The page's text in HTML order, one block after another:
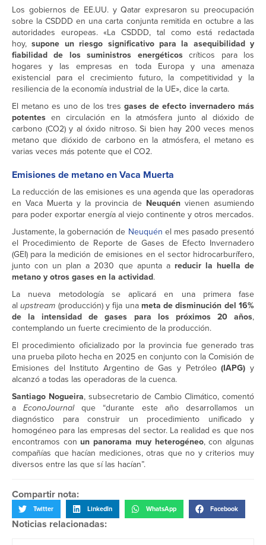
Los gobiernos de EE.UU. y Qatar expresaron su preocupación
sobre la CSDDD en una carta conjunta remitida en octubre a las
autoridades europeas. «La CSDDD, tal como está redactada
hoy,supone un riesgo significativo para la asequibilidad y
fiabilidad de los suministros energéticoscríticos para los
hogares y las empresas en toda Europa y una amenaza
existencial para el crecimiento futuro, la competitividad y la
resiliencia de la economía industrial de la UE», dice la carta.
El metano es uno de los tres gases de efecto invernadero más
potentes en circulación en la atmósfera junto al dióxido de
carbono (CO2) y al óxido nitroso. Si bien hay 200 veces menos
metano que dióxido de carbono en la atmósfera, el metano es
varias veces más potente que el CO2.
Emisiones de metano en Vaca Muerta
La reducción de las emisiones es una agenda que las operadoras
en Vaca Muerta y la provincia de Neuquén vienen asumiendo
para poder exportar energía al viejo continente y otros mercados.
Justamente, la gobernación de Neuquén el mes pasado presentó
el Procedimiento de Reporte de Gases de Efecto Invernadero
(GEI) para la medición de emisiones en el sector hidrocarburífero,
junto con un plan a 2030 que apunta areducir la huella de
metano y otros gases en la actividad.
La nueva metodología se aplicará en una primera fase
alupstream (producción) y fija una meta de disminución del 16%
de la intensidad de gases para los próximos 20 años,
contemplando un fuerte crecimiento de la producción.
El procedimiento oficializado por la provincia fue generado tras
una prueba piloto hecha en 2025 en conjunto con la Comisión de
Emisiones del Instituto Argentino de Gas y Petróleo(IAPG) y
alcanzó a todas las operadoras de la cuenca.
Santiago Nogueira, subsecretario de Cambio Climático, comentó
aEconoJournalque “durante este año desarrollamos un
diagnóstico para construir un procedimiento unificado y
homogéneo para las empresas del sector. La realidad es que nos
encontramos con un panorama muy heterogéneo, con algunas
compañías que hacían mediciones, otras que no y criterios muy
diversos entre las que sí las hacían”.
Compartir nota:
Twitter LinkedIn WhatsApp Facebook
Noticias relacionadas: